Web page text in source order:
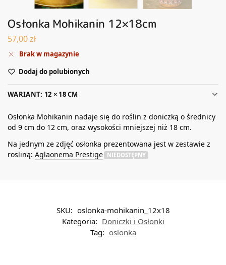
Osłonka Mohikanin 12×18cm
57,00zł
Brak w magazynie
Dodaj do polubionych
WARIANT: 12 × 18 CM
Osłonka Mohikanin nadaje się do roślin z doniczką o średnicy
od 9 cm do 12 cm, oraz wysokości mniejszej niż 18 cm.
Na jednym ze zdjęć osłonka prezentowana jest w zestawie z
rosliną: Aglaonema Prestige NIEDOSTĘPNY
SKU: oslonka-mohikanin_12x18
Kategoria: Doniczki i Osłonki
Tag: oslonka